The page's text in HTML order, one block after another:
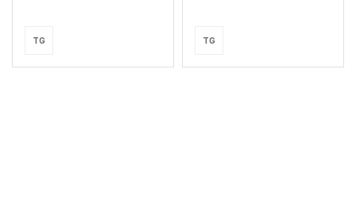
TG TG